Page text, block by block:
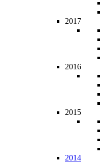
2017
2016
2015
2014